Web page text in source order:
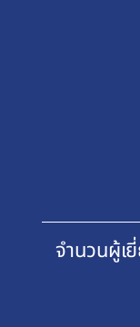
จำนวนผู้เ